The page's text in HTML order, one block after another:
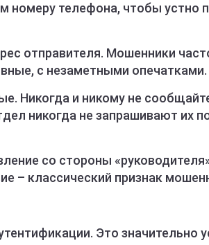
номеру телефона, чтобы устно
отправителя. Мошенники
с незаметными опечатками.
Никогда и никому не
никогда не запрашивают их
со стороны
– классический признак
Это значительно